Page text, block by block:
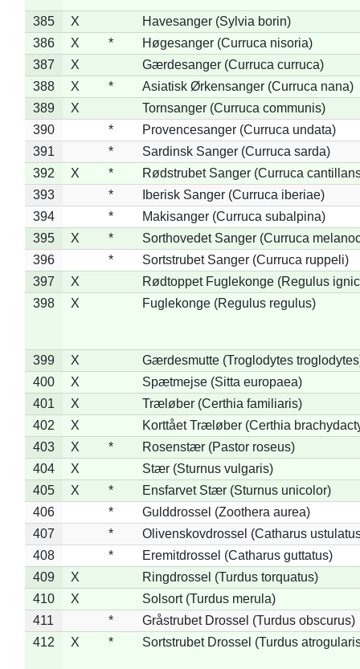
385 X
Havesanger (Sylvia borin)
386
X *
Høgesanger (Curruca nisoria)
387
X
Gærdesanger (Curruca curruca)
388
X *
Asiatisk Ørkensanger (Curruca nana)
389
X
Tornsanger (Curruca communis)
390
*
Provencesanger (Curruca undata)
391
*
Sardinsk Sanger (Curruca sarda)
392
X *
Rødstrubet Sanger (Curruca
393
*
Iberisk Sanger (Curruca iberiae)
394
*
Makisanger (Curruca subalpina)
395
X *
Sorthovedet Sanger (Curruca
396
*
Sortstrubet Sanger (Curruca ruppeli)
397
X
Rødtoppet Fuglekonge (Regulus
398
X Fuglekonge (Regulus regulus)
399 X
Gærdesmutte (Troglodytes
400
X
Spætmejse (Sitta europaea)
401
X
Træløber (Certhia familiaris)
402
X
Korttået Træløber (Certhia
403
X *
Rosenstær (Pastor roseus)
404
X
Stær (Sturnus vulgaris)
405
X *
Ensfarvet Stær (Sturnus unicolor)
406
*
Gulddrossel (Zoothera aurea)
407
*
Olivenskovdrossel (Catharus
408
*
Eremitdrossel (Catharus guttatus)
409
X
Ringdrossel (Turdus torquatus)
410
X
Solsort (Turdus merula)
411
*
Gråstrubet Drossel (Turdus obscurus)
412
X * Sortstrubet Drossel (Turdus